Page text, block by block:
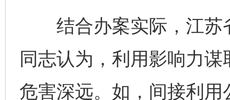
结合办案实际，江苏
同志认为，利用影响力
危害深远。如，间接利